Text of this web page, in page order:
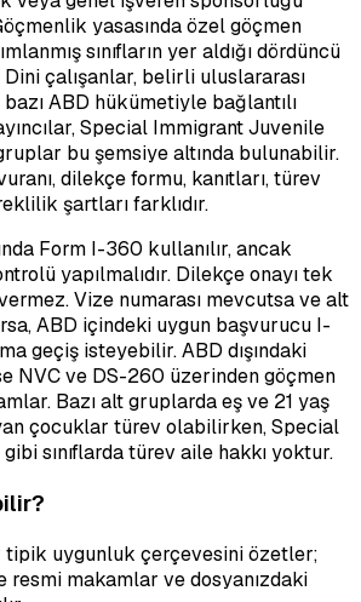
yasasında özel göçmen
sınıfların yer aldığı dördüncü
çalışanlar, belirli uluslararası
ABD hükümetiyle bağlantılı
Special Immigrant Juvenile
bu şemsiye altında bulunabilir.
dilekçe formu, kanıtları, türev
şartları farklıdır.
Form I-360 kullanılır, ancak
yapılmalıdır. Dilekçe onayı tek
Vize numarası mevcutsa ve alt
ABD içindeki uygun başvurucu I-
geçiş isteyebilir. ABD dışındaki
NVC ve DS-260 üzerinden göçmen
Bazı alt gruplarda eş ve 21 yaş
çocuklar türev olabilirken, Special
sınıflarda türev aile hakkı yoktur.
tipik uygunluk çerçevesini özetler;
resmi makamlar ve dosyanızdaki